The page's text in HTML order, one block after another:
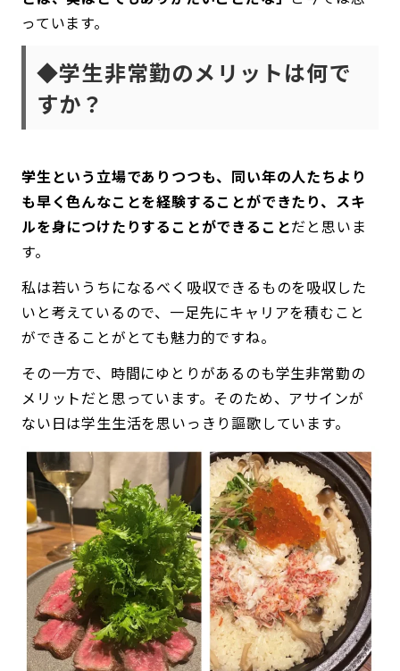
っています。
◆学生非常勤のメリットは何で
すか？
学生という立場でありつつも、同い年の人たちより
も早く色んなことを経験することができたり、スキ
ルを身につけたりすることができることだと思いま
す。
私は若いうちになるべく吸収できるものを吸収した
いと考えているので、一足先にキャリアを積むこと
ができることがとても魅力的ですね。
その一方で、時間にゆとりがあるのも学生非常勤の
メリットだと思っています。そのため、アサインが
ない日は学生生活を思いっきり謳歌しています。